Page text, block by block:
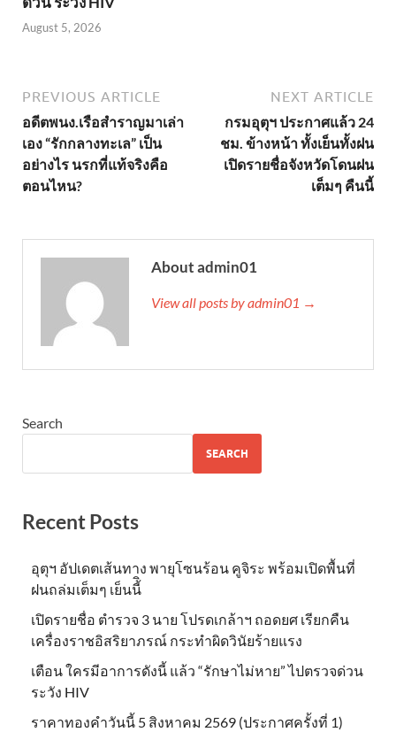
August 5, 2026
PREVIOUS ARTICLE
อดีตพนง.เรือสำราญมาเล่า
เอง “รักกลางทะเล” เป็น
อย่างไร นรกที่แท้จริงคือ
ตอนไหน?
NEXT ARTICLE
กรมอุตุฯ ประกาศแล้ว 24
ชม. ข้างหน้า ทั้งเย็นทั้งฝน
เปิดรายชื่อจังหวัดโดนฝน
เต็มๆ คืนนี้
About admin01
View all posts by admin01 →
Search
SEARCH
Recent Posts
อุตุฯ อัปเดตเส้นทาง พายุโซนร้อน คูจิระ พร้อมเปิดพื้นที่
ฝนถล่มเต็มๆ เย็นนี้ิ
เปิดรายชื่อ ตำรวจ 3 นาย โปรดเกล้าฯ ถอดยศ เรียกคืน
เครื่องราชอิสริยาภรณ์ กระทำผิดวินัยร้ายแรง
เตือน ใครมีอาการดังนี้ แล้ว “รักษาไม่หาย” ไปตรวจด่วน
ระวัง HIV
ราคาทองคำวันนี้ 5 สิงหาคม 2569 (ประกาศครั้งที่ 1)